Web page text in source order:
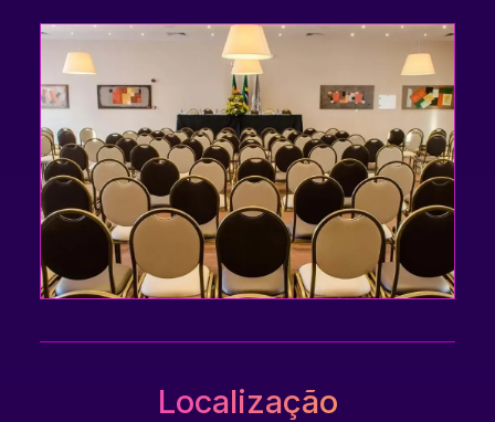
Localização